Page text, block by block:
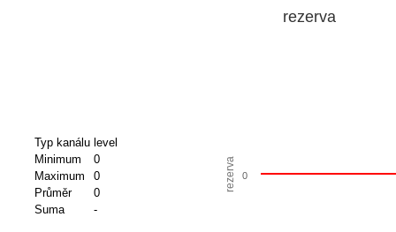
Typ kanálu level
Minimum
0
Maximum
0
Průměr
0
Suma
-
rezerva
rezerva
0